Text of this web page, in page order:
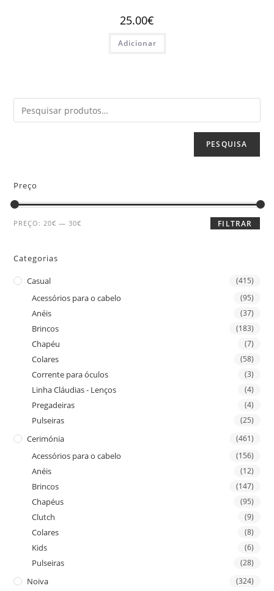
25.00€
Adicionar
PESQUISA
Preço
FILTRAR
PREÇO:20€ —30€
Categorias
Casual (415)
Acessórios para o cabelo (95)
Anéis (37)
Brincos (183)
Chapéu (7)
Colares (58)
Corrente para óculos (3)
Linha Cláudias - Lenços (4)
Pregadeiras (4)
Pulseiras (25)
Cerimónia (461)
Acessórios para o cabelo (156)
Anéis (12)
Brincos (147)
Chapéus (95)
Clutch (9)
Colares (8)
Kids (6)
Pulseiras (28)
Noiva (324)